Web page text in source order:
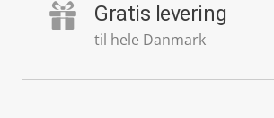
Gratis levering
til hele Danmark